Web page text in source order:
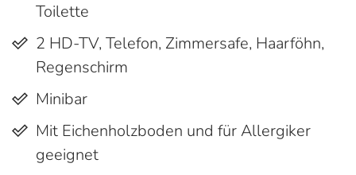
Toilette
2 HD-TV, Telefon, Zimmersafe, Haarföhn,
Regenschirm
Minibar
Mit Eichenholzboden und für Allergiker
geeignet